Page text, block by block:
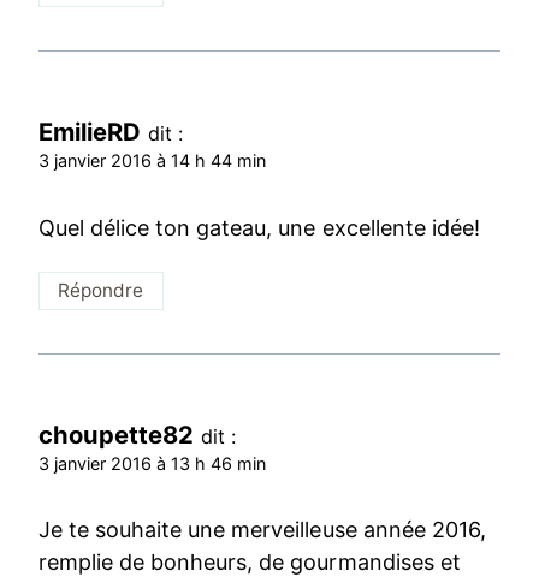
EmilieRD dit :
3 janvier 2016 à 14 h 44 min
Quel délice ton gateau, une excellente idée!
Répondre
choupette82 dit :
3 janvier 2016 à 13 h 46 min
Je te souhaite une merveilleuse année 2016,
remplie de bonheurs, de gourmandises et